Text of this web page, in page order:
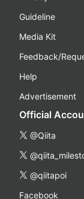
Guideline
Media Kit
Feedback/
Help
Advertisement
Official
@Qiita
@qiitapoi
Facebook